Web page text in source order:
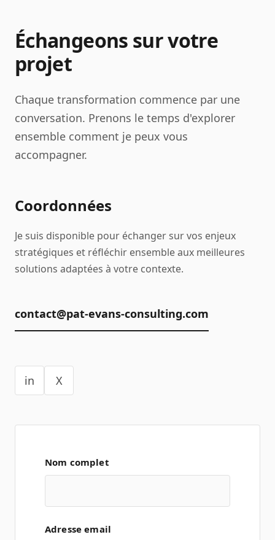
Échangeons sur votre
projet
Chaque transformation commence par une
conversation. Prenons le temps d'explorer
ensemble comment je peux vous
accompagner.
Coordonnées
Je suis disponible pour échanger sur vos enjeux
stratégiques et réfléchir ensemble aux meilleures
solutions adaptées à votre contexte.
contact@pat-evans-consulting.com
in X
Nom complet
Adresse email